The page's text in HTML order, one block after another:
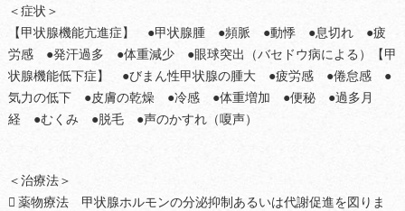
＜症状＞
【甲状腺機能亢進症】 ●甲状腺腫 ●頻脈 ●動悸 ●息切れ ●疲
労感 ●発汗過多 ●体重減少 ●眼球突出（バセドウ病による）【甲
状腺機能低下症】 ●びまん性甲状腺の腫大 ●疲労感 ●倦怠感 ●
気力の低下 ●皮膚の乾燥 ●冷感 ●体重増加 ●便秘 ●過多月
経 ●むくみ ●脱毛 ●声のかすれ（嗄声）
＜治療法＞
 薬物療法 甲状腺ホルモンの分泌抑制あるいは代謝促進を図りま